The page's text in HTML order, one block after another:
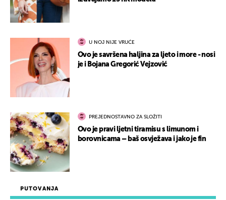
PUTOVANJA
U NOJ NIJE VRUĆE
Ovo je savršena haljina za ljeto i more - nosi
je i Bojana Gregorić Vejzović
PREJEDNOSTAVNO ZA SLOŽITI
Ovo je pravi ljetni tiramisu s limunom i
borovnicama – baš osvježava i jako je fin